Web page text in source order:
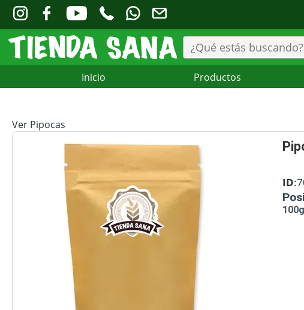
Inicio Productos
Ver Pipocas
ID
100g